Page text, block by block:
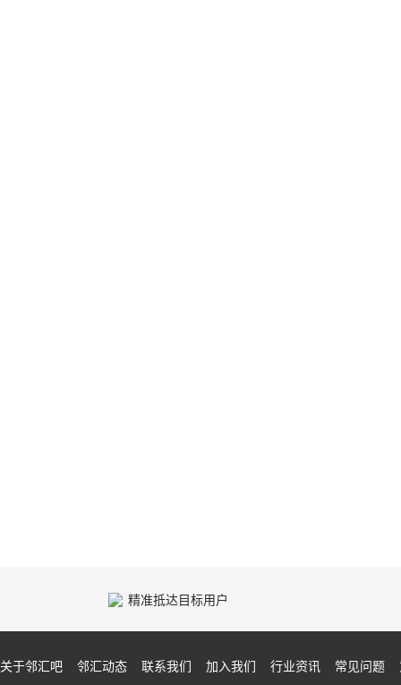
精准抵达目标用户
关于邻汇吧 邻汇动态 联系我们 加入我们 行业资讯 常见问题